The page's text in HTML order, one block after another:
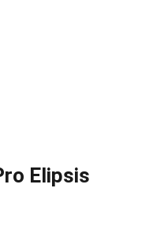
Elipsis